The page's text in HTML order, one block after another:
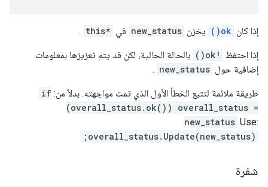
إذا كان ok() يخزن new_status في *this
.
إذا احتفظ !ok()
بالحالة الحالية، لكن قد يتم تعزيزها بمعلومات
إضافية حول new_status
.
طريقة ملائمة لتتبع الخطأ الأول الذي تمت مواجهته. بدلاً من: if
(overall_status.ok()) overall_status =
new_status Use:
overall_status.Update(new_status);
شفرة